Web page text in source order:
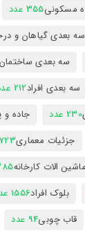
مسکونی355 عدد
سه بعدی گیاهان و
سه بعدی
سه بعدی افراد212 عدد
230 عدد جاده و
جزئیات معماری723 عدد
ماشین الات کارخانه385
بلوک افراد1556 عدد
قاب چوبی94 عدد